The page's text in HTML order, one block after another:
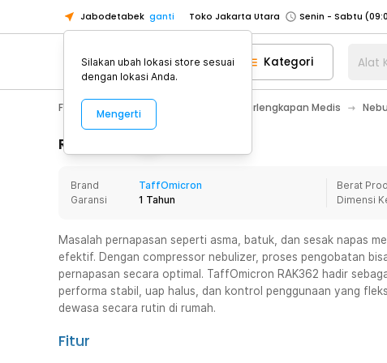
Jabodetabek ganti Toko Jakarta Utara
Toko Tangerang
Toko Cikupa
Pick n Go Jakarta Barat
Senin - Jumat
Pick n Go Bekasi
Senin - Jumat (08:00
Senin - Jumat
Senin - Sabtu
Toko Jakarta Barat
Senin - Sabtu
Toko Tangerang
Toko Cikupa
Pick n Go Jakarta Barat
Senin -
Pick n Go Bekasi
Senin - Jumat
Kategori Alat
Fashion, Make Up & Beauty Care Perlengkapan Medis
Rincian Produk
Brand
TaffOmicron
Garansi
1 Tahun
Berat
Dimensi
Masalah pernapasan seperti asma, batuk, dan sesak napas
efektif. Dengan compressor nebulizer, proses pengobatan
pernapasan secara optimal. TaffOmicron RAK362 hadir
performa stabil, uap halus, dan kontrol penggunaan yang
dewasa secara rutin di rumah.
Fitur
Silakan ubah lokasi store sesuai
dengan lokasi Anda.
Mengerti